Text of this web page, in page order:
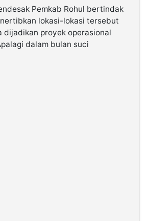
Pemkab Rohul bertindak
lokasi-lokasi tersebut
dijadikan proyek operasional
dalam bulan suci